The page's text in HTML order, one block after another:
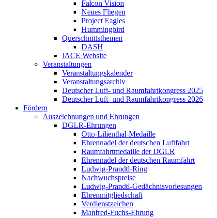
Falcon Vision
Neues Fliegen
Project Eagles
Hummingbird
Querschnittsthemen
DASH
IACE Website
Veranstaltungen
Veranstaltungskalender
Veranstaltungsarchiv
Deutscher Luft- und Raumfahrtkongress 2025
Deutscher Luft- und Raumfahrtkongress 2026
Fördern
Auszeichnungen und Ehrungen
DGLR-Ehrungen
Otto-Lilienthal-Medaille
Ehrennadel der deutschen Luftfahrt
Raumfahrtmedaille der DGLR
Ehrennadel der deutschen Raumfahrt
Ludwig-Prandtl-Ring
Nachwuchspreise
Ludwig-Prandtl-Gedächnisvorlesungen
Ehrenmitgliedschaft
Verdienstzeichen
Manfred-Fuchs-Ehrung